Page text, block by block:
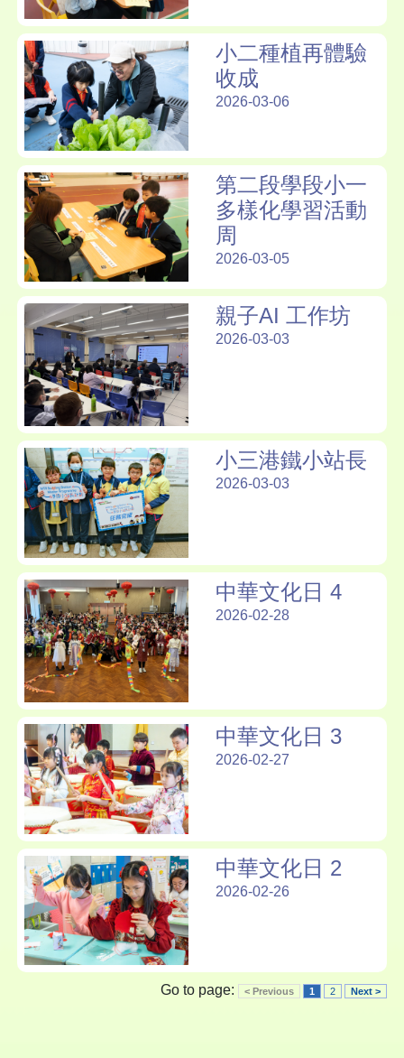
小二種植再體驗
收成
2026-03-06
第二段學段小一
多樣化學習活動
周
2026-03-05
親子AI 工作坊
2026-03-03
小三港鐵小站長
2026-03-03
中華文化日 4
2026-02-28
中華文化日 3
2026-02-27
中華文化日 2
2026-02-26
Go to page: < Previous 1 2 Next >